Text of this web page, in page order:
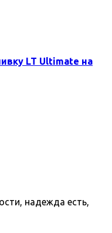
LT Ultimate на
надежда есть,